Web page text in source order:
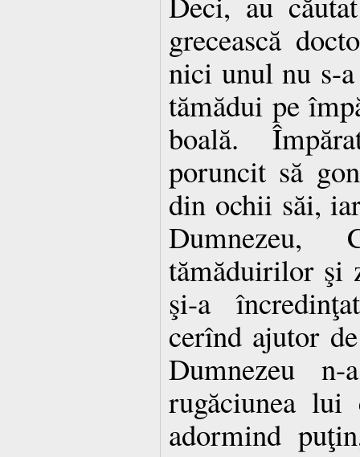
grecească
nici unul nu s-
tămădui pe
boală.
poruncit să
din ochii săi,
Dumnezeu,
tămăduirilor şi
şi-a
cerînd ajutor
Dumnezeu
rugăciunea
adormind